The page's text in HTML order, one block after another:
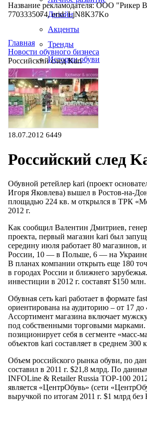
Дизайн
Акценты
Тренды
Истории обуви
Производство
Название рекламодателя: ООО "Рикер
7703335074, erid: LjN8K37Ko
Главная
Новости обувного бизнеса
Российский след Kari
18.07.2012 6449
Российский след
Обувной ретейлер kari (проект
Игоря Яковлева) вышел в Ростов-на-
площадью 224 кв. м открылся в ТРК
2012 г.
Как сообщил Валентин Дмитриев,
проекта, первый магазин kari был
середину июля работает 80 магазинов,
России, 10 — в Польше, 6 — на
В планах компании открыть еще 180
в городах России и ближнего
инвестиции в 2012 г. составят $150 млн.
Обувная сеть kari работает в формате
ориентирована на аудиторию – от 17 до
Ассортимент магазина включает
под собственными торговыми марками.
позиционирует себя в сегменте «масс-
объектов kari составляет в среднем 300
Объем российского рынка обуви, по
составил в 2011 г. $21,8 млрд. По
INFOLine & Retailer Russia TOP-100
является «ЦентрОбувь» (сети
выручкой по итогам 2011 г. $1 млрд